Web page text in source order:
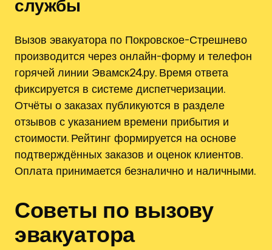
службы
Вызов эвакуатора по Покровское-Стрешнево
производится через онлайн-форму и телефон
горячей линии Эвамск24.ру. Время ответа
фиксируется в системе диспетчеризации.
Отчёты о заказах публикуются в разделе
отзывов с указанием времени прибытия и
стоимости. Рейтинг формируется на основе
подтверждённых заказов и оценок клиентов.
Оплата принимается безналично и наличными.
Советы по вызову
эвакуатора